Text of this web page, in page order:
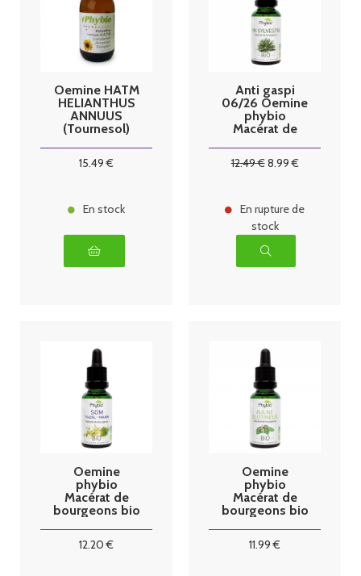
Oemine HATM
HELIANTHUS
ANNUUS
(Tournesol)
15.49 €
En stock
Anti gaspi
06/26 Oemine
phybio
Macérat de
sylvestre
12.49€8.99€
En rupture de
stock
Oemine
phybio
Macérat de
bourgeons bio
12.20 €
Oemine
phybio
Macérat de
bourgeons bio
11.99 €